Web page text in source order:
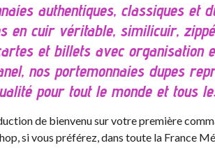
authentiques, classiques et
en cuir véritable, similicuir,
et billets avec organisation
nos portemonnaies dupes
pour tout le monde et tous
de bienvenu sur votre première
si vous préférez, dans toute la France